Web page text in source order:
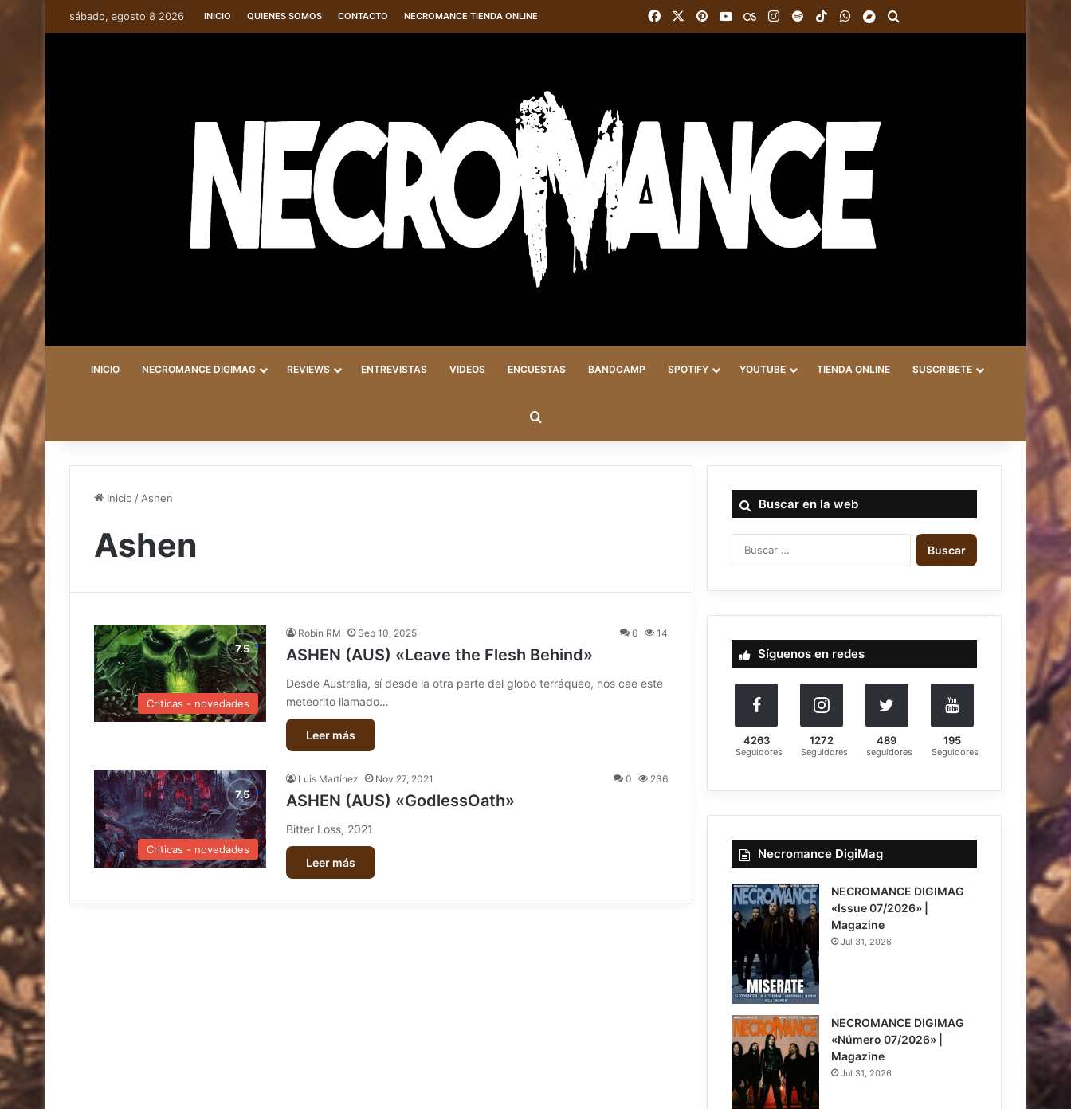
sábado, agosto 8 2026 INICIO QUIENES SOMOS CONTACTO NECROMANCE TIENDA ONLINE FacebookPinterestYouTubeLast.FMInstagram
SpotifyTikTokWhatsAppBandcamp
INICIO NECROMANCE DIGIMAG REVIEWS ENTREVISTAS VIDEOS ENCUESTAS BANDCAMP SPOTIFY YOUTUBE TIENDA ONLINE SUSCRIBETE
Inicio / Ashen
Ashen
Criticas - novedades
Robin RM Sep 10, 2025 0 14
ASHEN (AUS) «Leave the Flesh Behind»
Desde Australia, sí desde la otra parte del globo terráqueo, nos cae este
meteorito llamado…
Leer más
Criticas - novedades
Luis Martínez Nov 27, 2021 0 236
ASHEN (AUS) «GodlessOath»
Bitter Loss, 2021
Leer más
Buscar en la web
B
u
c
:
Síguenos en redes
4263
Seguidores
1272
Seguidores
489
seguidores
195
Seguidores
Necromance DigiMag
NECROMANCE DIGIMAG
«Issue 07/2026» |
Magazine
Jul 31, 2026
NECROMANCE DIGIMAG
«Número 07/2026» |
Magazine
Jul 31, 2026